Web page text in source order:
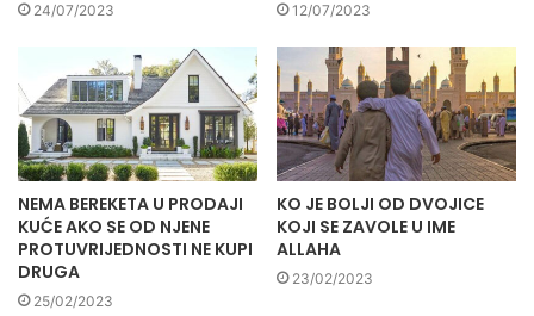
24/07/2023 12/07/2023
NEMA BEREKETA U PRODAJI
KUĆE AKO SE OD NJENE
PROTUVRIJEDNOSTI NE KUPI
DRUGA
25/02/2023
KO JE BOLJI OD DVOJICE
KOJI SE ZAVOLE U IME
ALLAHA
23/02/2023